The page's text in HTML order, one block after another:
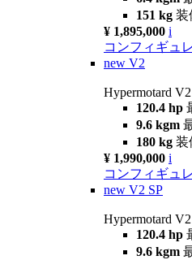
151 kg 装
¥ 1,895,000 i
コンフィギュ
new V2
Hypermotard V2
120.4 hp
9.6 kgm
180 kg 装
¥ 1,990,000 i
コンフィギュ
new V2 SP
Hypermotard
120.4 hp
9.6 kgm